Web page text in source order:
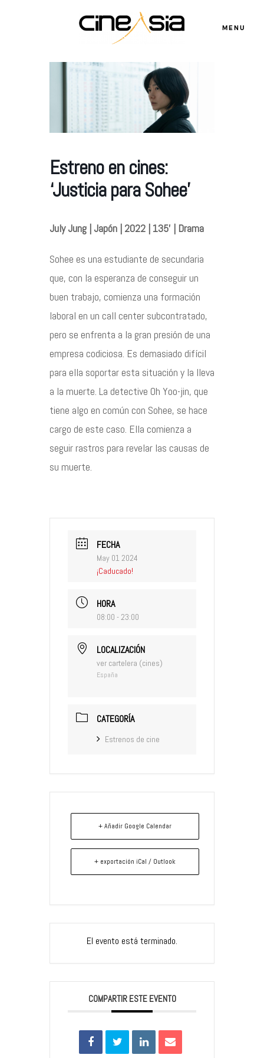
MENU
Estreno en cines:
‘Justicia para Sohee’
July Jung | Japón | 2022 | 135’ | Drama
Sohee es una estudiante de secundaria
que, con la esperanza de conseguir un
buen trabajo, comienza una formación
laboral en un call center subcontratado,
pero se enfrenta a la gran presión de una
empresa codiciosa. Es demasiado difícil
para ella soportar esta situación y la lleva
a la muerte. La detective Oh Yoo-jin, que
tiene algo en común con Sohee, se hace
cargo de este caso. Ella comienza a
seguir rastros para revelar las causas de
su muerte.
FECHA
May 01 2024
¡Caducado!
HORA
08:00 - 23:00
LOCALIZACIÓN
ver cartelera (cines)
España
CATEGORÍA
Estrenos de cine
+ Añadir Google Calendar
+ exportación iCal / Outlook
El evento está terminado.
COMPARTIR ESTE EVENTO
Contacto
©2026 COPYRIGHT FLOTHEMES